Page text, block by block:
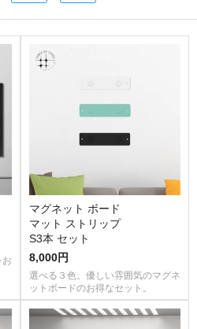
マグネット ボード
マット ストリップ
S3本 セット
8,000円
選べる３色。優しい雰囲気のマグネ
ットボードのお得なセット。